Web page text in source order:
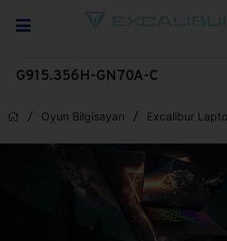
G915.356H-GN70A-C
Oyun Bilgisayarı Excalibur